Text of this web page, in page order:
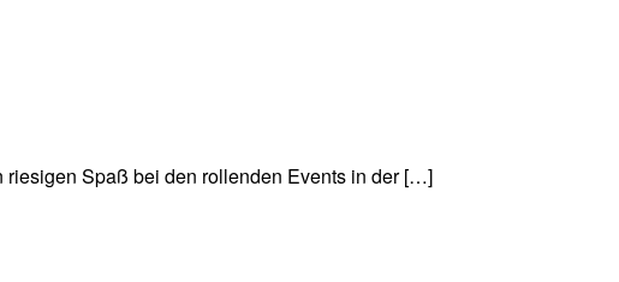
riesigen Spaß bei den rollenden Events in der […]